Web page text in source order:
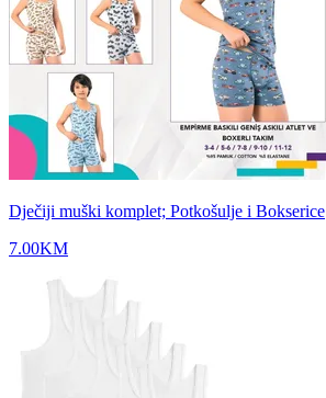
Dječiji muški komplet; Potkošulje i Bokserice
7.00KM